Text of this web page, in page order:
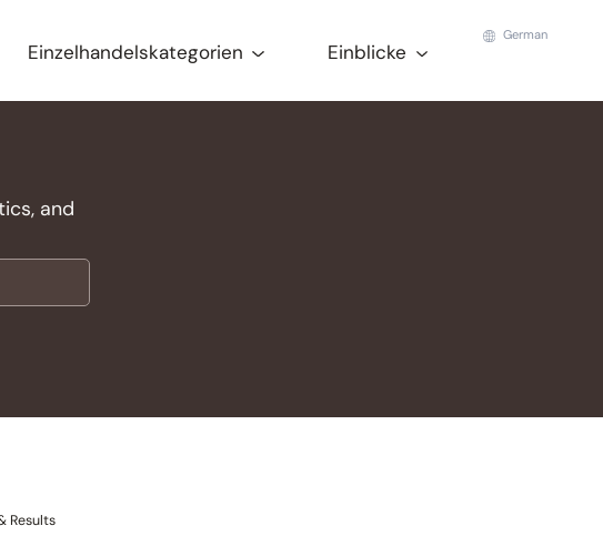
Einzelhandelskategorien Einblicke
German
and
Results